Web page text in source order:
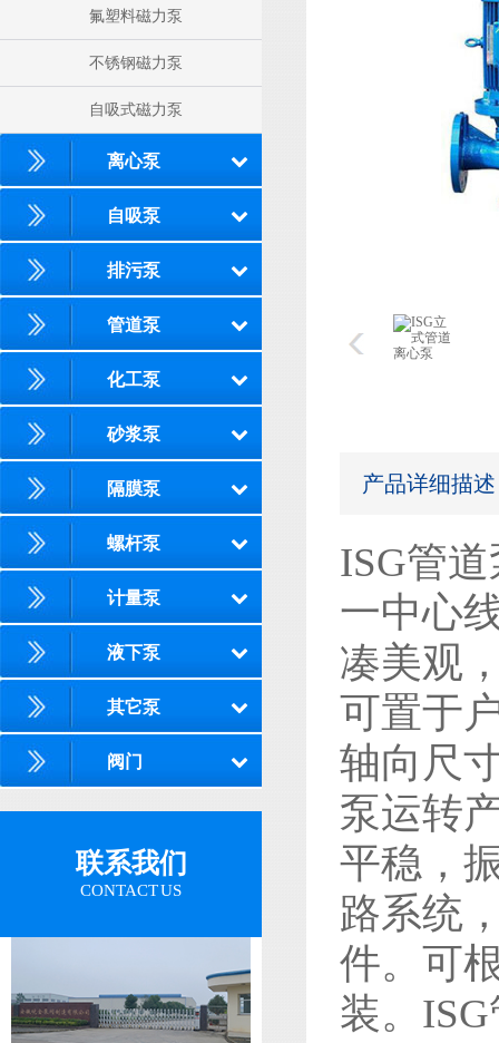
氟塑料磁力泵
不锈钢磁力泵
自吸式磁力泵
离心泵
自吸泵
排污泵
管道泵
化工泵
砂浆泵
隔膜泵
螺杆泵
计量泵
液下泵
其它泵
阀门
联系我们
CONTACT US
产品详细描述
ISG管
一中心
凑美观
可置于
轴向尺
泵运转
平稳，
路系统
件。可
装。